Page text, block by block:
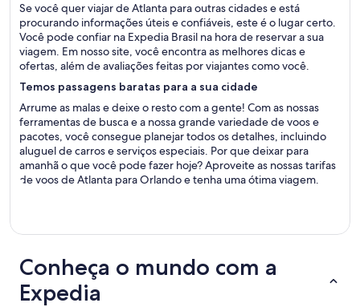
Se você quer viajar de Atlanta para outras cidades e está
procurando informações úteis e confiáveis, este é o lugar certo.
Você pode confiar na Expedia Brasil na hora de reservar a sua
viagem. Em nosso site, você encontra as melhores dicas e
ofertas, além de avaliações feitas por viajantes como você.
Temos passagens baratas para a sua cidade
Arrume as malas e deixe o resto com a gente! Com as nossas
ferramentas de busca e a nossa grande variedade de voos e
pacotes, você consegue planejar todos os detalhes, incluindo
aluguel de carros e serviços especiais. Por que deixar para
amanhã o que você pode fazer hoje? Aproveite as nossas tarifas
de voos de Atlanta para Orlando e tenha uma ótima viagem.
Conheça o mundo com a
Expedia